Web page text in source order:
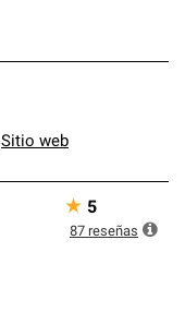
Sitio web
★ 5
87 reseñas